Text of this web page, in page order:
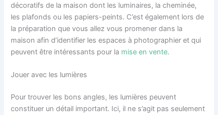
décoratifs de la maison dont les luminaires, la cheminée,
les plafonds ou les papiers-peints. C’est également lors de
la préparation que vous allez vous promener dans la
maison afin d’identifier les espaces à photographier et qui
peuvent être intéressants pour la mise en vente.
Jouer avec les lumières
Pour trouver les bons angles, les lumières peuvent
constituer un détail important. Ici, il ne s’agit pas seulement